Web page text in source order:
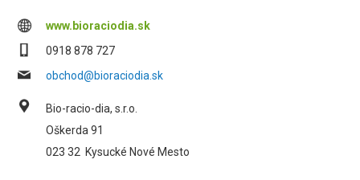
www.bioraciodia.sk
0918 878 727
obchod@bioraciodia.sk
Bio-racio-dia, s.r.o.
Oškerda 91
023 32 Kysucké Nové Mesto